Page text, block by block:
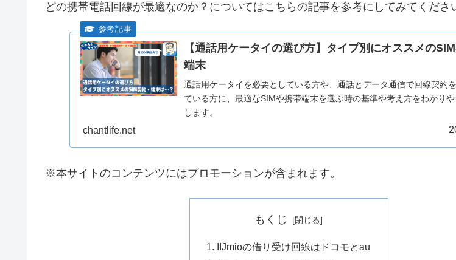
どの携帯電話回線が最適なのか？についてはこちらの記事を参考にしてみてくださ
【通話用ケータイの選び方】タイプ別にオススメのSIM
端末
通話用ケータイを必要としている方や、通話とデータ通信で回線契約
ている方に、最適なSIMや携帯端末を選ぶ時の基準や考え方をわかりや
します。
chantlife.net
※本サイトのコンテンツにはプロモーションが含まれます。
もくじ
IIJmioの借り受け回線はドコモとau